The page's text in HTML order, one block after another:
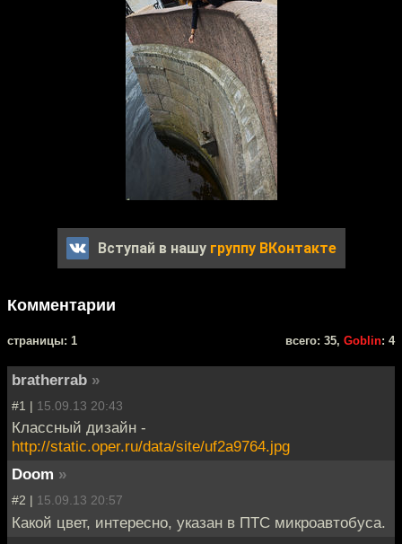
Вступай в нашу группу ВКонтакте
Комментарии
cтраницы: 1 всего: 35, Goblin: 4
bratherrab »
#1 | 15.09.13 20:43
Классный дизайн -
http://static.oper.ru/data/site/uf2a9764.jpg
Doom »
#2 | 15.09.13 20:57
Какой цвет, интересно, указан в ПТС микроавтобуса.